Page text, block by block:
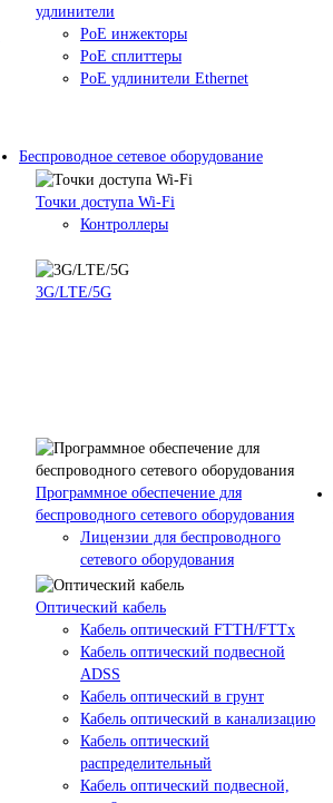
удлинители
PoE инжекторы
PoE сплиттеры
PoE удлинители Ethernet
Беспроводное сетевое оборудование
Точки доступа Wi-Fi
Контроллеры
3G/LTE/5G
Программное обеспечение для
беспроводного сетевого оборудования
Лицензии для беспроводного
сетевого оборудования
Оптический кабель
Кабель оптический FTTH/FTTx
Кабель оптический подвесной
ADSS
Кабель оптический в грунт
Кабель оптический в канализацию
Кабель оптический
распределительный
Кабель оптический подвесной,